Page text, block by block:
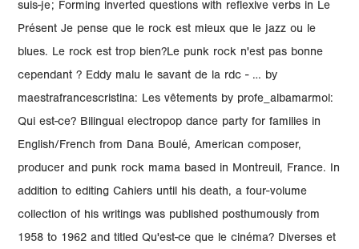
suis-je; Forming inverted questions with reflexive verbs in Le
Présent Je pense que le rock est mieux que le jazz ou le
blues. Le rock est trop bien?Le punk rock n'est pas bonne
cependant ? Eddy malu le savant de la rdc - … by
maestrafrancescristina: Les vêtements by profe_albamarmol:
Qui est-ce? Bilingual electropop dance party for families in
English/French from Dana Boulé, American composer,
producer and punk rock mama based in Montreuil, France. In
addition to editing Cahiers until his death, a four-volume
collection of his writings was published posthumously from
1958 to 1962 and titled Qu'est-ce que le cinéma? Diverses et